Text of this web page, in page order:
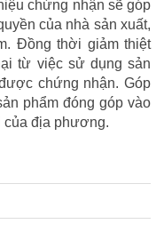
chứng nhận sẽ góp
của nhà sản xuất,
Đồng thời giảm thiệt
từ việc sử dụng sản
chứng nhận. Góp
phẩm đóng góp vào
của địa phương.